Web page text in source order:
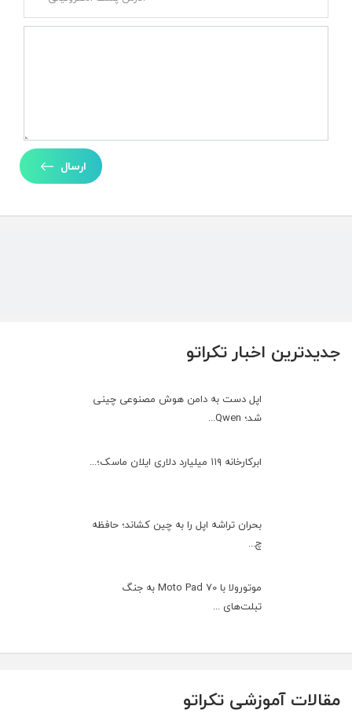
جدیدترین اخبار تکراتو
اپل دست به دامن هوش مصنوعی چینی
شد؛ Qwen...
ابرکارخانه ۱۱۹ میلیارد دلاری ایلان ماسک؛...
بحران تراشه اپل را به چین کشاند؛ حافظه
چ...
موتورولا با Moto Pad 70 به جنگ
تبلت‌های ...
ارسال
مقالات آموزشی تکراتو